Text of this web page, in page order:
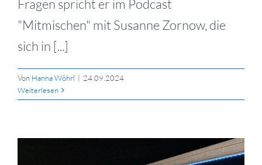
Fragen spricht er im Podcast
"Mitmischen" mit Susanne Zornow, die
sich in [...]
Von Hanna Wöhrl | 24.09.2024
Weiterlesen